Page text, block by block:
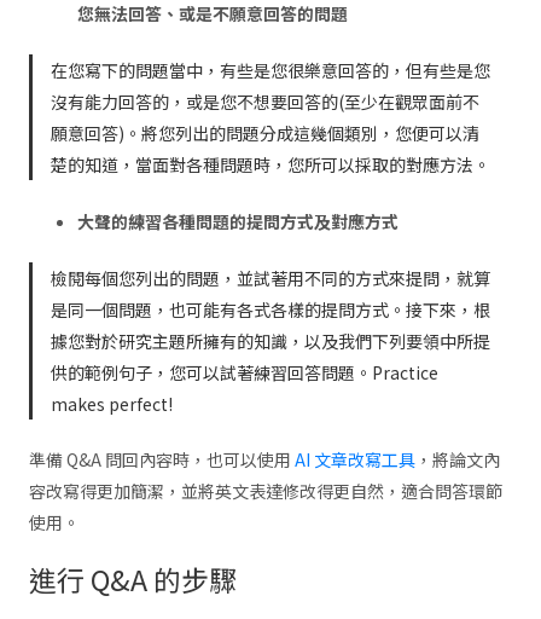
您無法回答、或是不願意回答的問題
在您寫下的問題當中，有些是您很樂意回答的，但有些是您
沒有能力回答的，或是您不想要回答的(至少在觀眾面前不
願意回答)。將您列出的問題分成這幾個類別，您便可以清
楚的知道，當面對各種問題時，您所可以採取的對應方法。
大聲的練習各種問題的提問方式及對應方式
檢閱每個您列出的問題，並試著用不同的方式來提問，就算
是同一個問題，也可能有各式各樣的提問方式。接下來，根
據您對於研究主題所擁有的知識，以及我們下列要領中所提
供的範例句子，您可以試著練習回答問題。Practice
makes perfect!
準備 Q&A 問回內容時，也可以使用 AI 文章改寫工具，將論文內
容改寫得更加簡潔，並將英文表達修改得更自然，適合問答環節
使用。
進行 Q&A 的步驟